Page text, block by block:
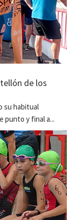
de los
su habitual
punto y final a...